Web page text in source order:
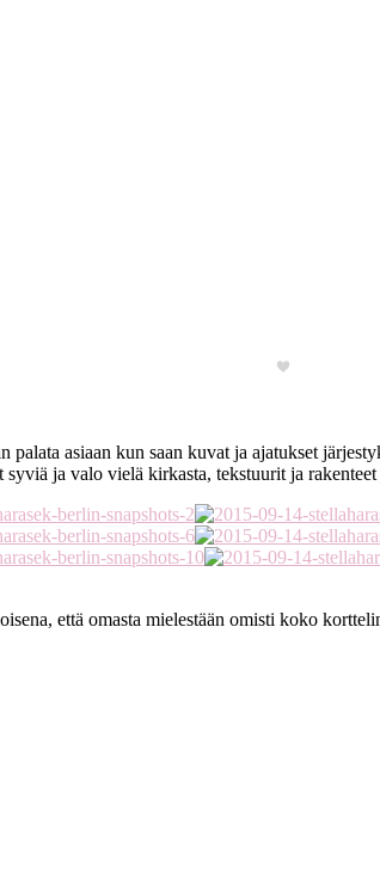
asiaan kun saan kuvat ja ajatukset
ja valo vielä kirkasta, tekstuurit ja
että omasta mielestään omisti koko